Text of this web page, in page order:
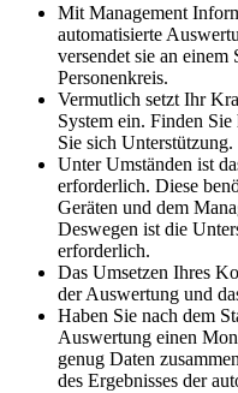
Mit Management
automatisierte
versendet sie an
Personenkreis.
Vermutlich setzt Ihr
System ein. Finden
Sie sich Unterstützung.
Unter Umständen ist
erforderlich. Diese
Geräten und dem
Deswegen ist die
erforderlich.
Das Umsetzen Ihres
der Auswertung und
Haben Sie nach dem
Auswertung einen
genug Daten
des Ergebnisses der